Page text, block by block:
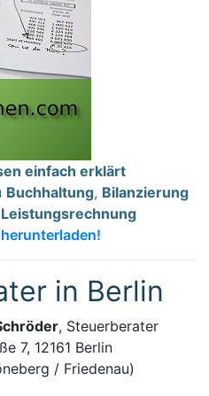
einfach erklärt
Buchhaltung, Bilanzierung
in Berlin
, Steuerberater
7, 12161 Berlin
/ Friedenau)